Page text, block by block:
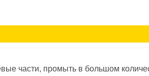
части, промыть в большом